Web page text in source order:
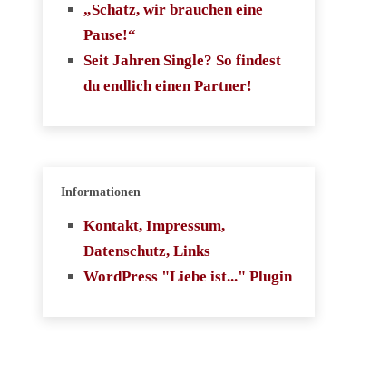
„Schatz, wir brauchen eine
Pause!“
Seit Jahren Single? So findest
du endlich einen Partner!
Informationen
Kontakt, Impressum,
Datenschutz, Links
WordPress "Liebe ist..." Plugin